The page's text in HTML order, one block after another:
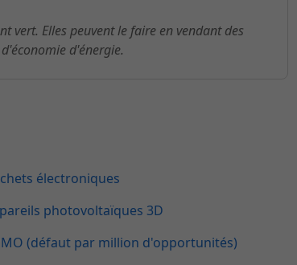
vert. Elles peuvent le faire en vendant des
d'énergie.
électroniques
photovoltaïques 3D
(défaut par million d'opportunités)